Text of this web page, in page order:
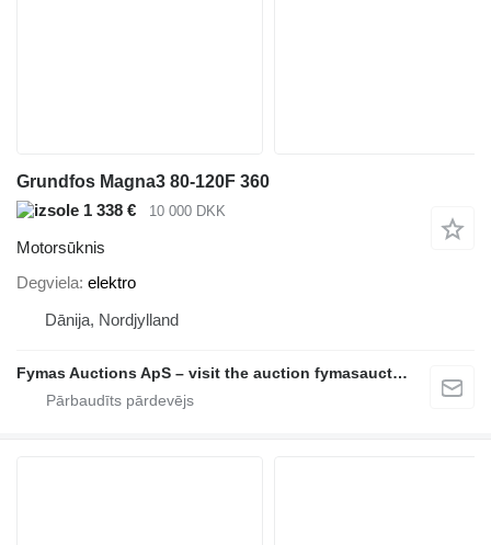
Grundfos Magna3 80-120F 360
1 338 €
10 000 DKK
Motorsūknis
Degviela elektro
Dānija, Nordjylland
Fymas Auctions ApS – visit the auction fymasauctions.dk